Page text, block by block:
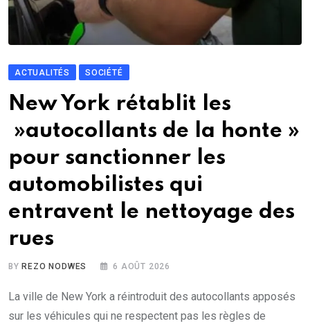
ACTUALITÉS SOCIÉTÉ
New York rétablit les
»autocollants de la honte »
pour sanctionner les
automobilistes qui
entravent le nettoyage des
rues
BY REZO NODWES 6 AOÛT 2026
La ville de New York a réintroduit des autocollants apposés
sur les véhicules qui ne respectent pas les règles de